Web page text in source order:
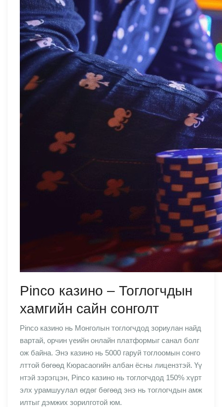
Pinco казино – Тоглогчдын
хамгийн сайн сонголт
Pinco казино нь Монголын тоглогчдод зориулан найд
вартай, орчин үеийн онлайн платформыг санал болг
ож байна. Энэ казино нь 5000 гаруй тоглоомын сонго
лттой бөгөөд Кюрасаогийн албан ёсны лицензтэй. Үү
нтэй зэрэгцэн, Pinco казино нь тоглогчдод 150% хүрт
элх урамшуулал өгдөг бөгөөд энэ нь тоглогчдын амж
илтыг дэмжих зорилготой юм.